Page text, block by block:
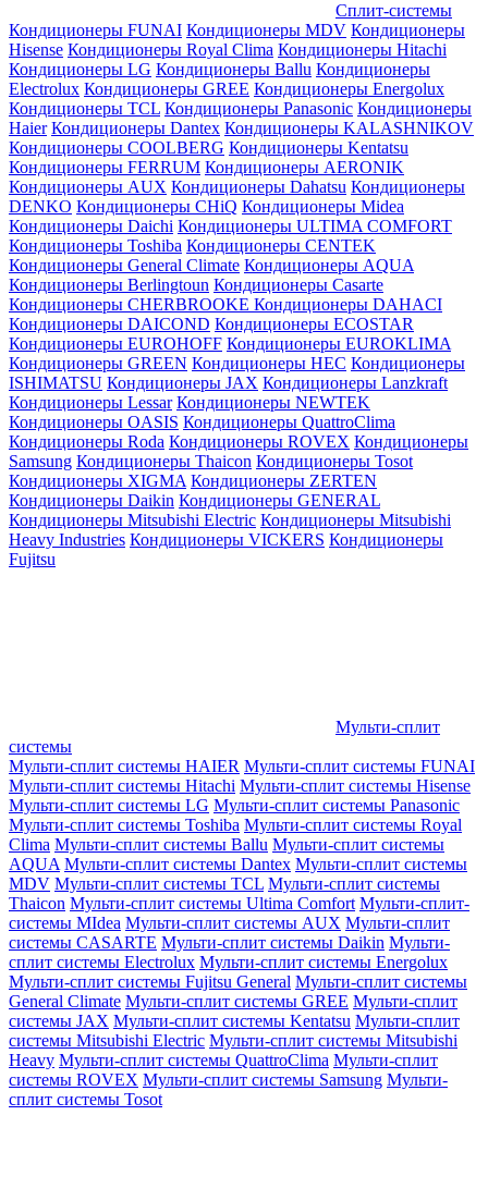
Сплит-системы
Кондиционеры FUNAI Кондиционеры MDV Кондиционеры
Hisense Кондиционеры Royal Clima Кондиционеры Hitachi
Кондиционеры LG Кондиционеры Ballu Кондиционеры
Electrolux Кондиционеры GREE Кондиционеры Energolux
Кондиционеры TCL Кондиционеры Panasonic Кондиционеры
Haier Кондиционеры Dantex Кондиционеры KALASHNIKOV
Кондиционеры СOOLBERG Кондиционеры Kentatsu
Кондиционеры FERRUM Кондиционеры AERONIK
Кондиционеры AUX Кондиционеры Dahatsu Кондиционеры
DENKO Кондиционеры CHiQ Кондиционеры Midea
Кондиционеры Daichi Кондиционеры ULTIMA COMFORT
Кондиционеры Toshiba Кондиционеры CENTEK
Кондиционеры General Climate Кондиционеры AQUA
Кондиционеры Berlingtoun Кондиционеры Casarte
Кондиционеры CHERBROOKE Кондиционеры DAHACI
Кондиционеры DAICOND Кондиционеры ECOSTAR
Кондиционеры EUROHOFF Кондиционеры EUROKLIMA
Кондиционеры GREEN Кондиционеры HEC Кондиционеры
ISHIMATSU Кондиционеры JAX Кондиционеры Lanzkraft
Кондиционеры Lessar Кондиционеры NEWTEK
Кондиционеры OASIS Кондиционеры QuattroClima
Кондиционеры Roda Кондиционеры ROVEX Кондиционеры
Samsung Кондиционеры Thaicon Кондиционеры Tosot
Кондиционеры XIGMA Кондиционеры ZERTEN
Кондиционеры Daikin Кондиционеры GENERAL
Кондиционеры Mitsubishi Electric Кондиционеры Mitsubishi
Heavy Industries Кондиционеры VICKERS Кондиционеры
Fujitsu
Мульти-сплит
системы
Мульти-сплит системы HAIER Мульти-сплит системы FUNAI
Мульти-сплит системы Hitachi Мульти-сплит системы Hisense
Мульти-сплит системы LG Мульти-сплит системы Panasonic
Мульти-сплит системы Toshiba Мульти-сплит системы Royal
Clima Мульти-сплит системы Ballu Мульти-сплит системы
AQUA Мульти-сплит системы Dantex Мульти-сплит системы
MDV Мульти-сплит системы TCL Мульти-сплит системы
Thaicon Мульти-сплит системы Ultima Comfort Мульти-сплит-
системы MIdea Мульти-сплит системы AUX Мульти-сплит
системы CASARTE Мульти-сплит системы Daikin Мульти-
сплит системы Electrolux Мульти-сплит системы Energolux
Мульти-сплит системы Fujitsu General Мульти-сплит системы
General Climate Мульти-сплит системы GREE Мульти-сплит
системы JAX Мульти-сплит системы Kentatsu Мульти-сплит
системы Mitsubishi Electric Мульти-сплит системы Mitsubishi
Heavy Мульти-сплит системы QuattroClima Мульти-сплит
системы ROVEX Мульти-сплит системы Samsung Мульти-
сплит системы Tosot